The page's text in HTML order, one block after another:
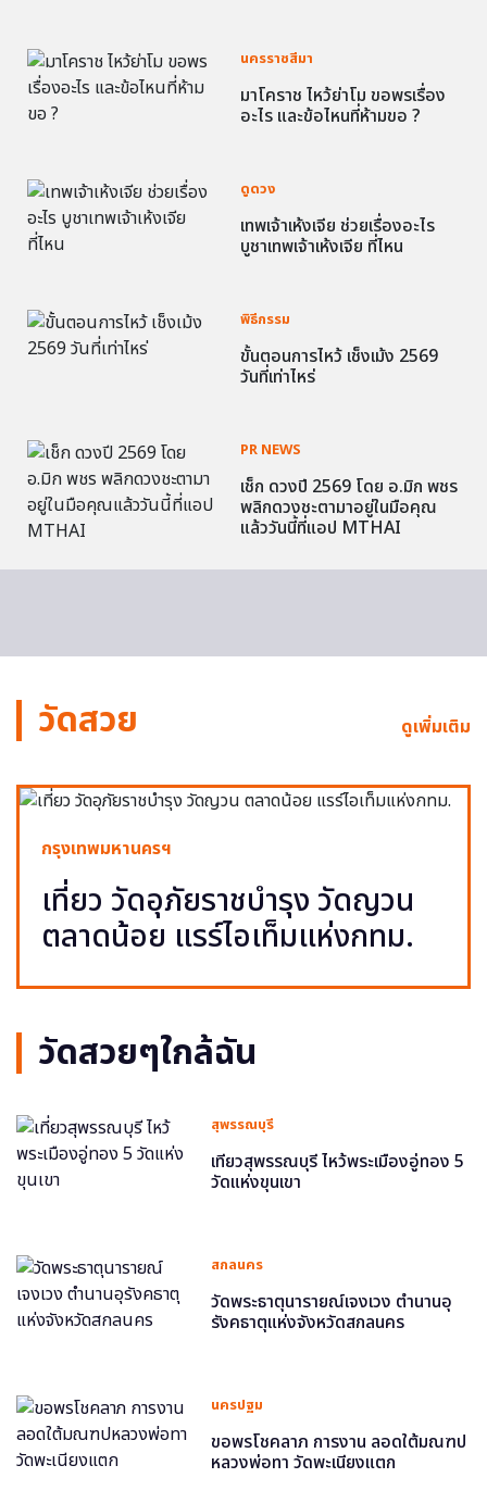
นครราชสีมา
มาโคราช ไหว้ย่าโม ขอพรเรื่อง
อะไร และข้อไหนที่ห้ามขอ ?
ดูดวง
เทพเจ้าเห้งเจีย ช่วยเรื่องอะไร
บูชาเทพเจ้าเห้งเจีย ที่ไหน
พิธีกรรม
ขั้นตอนการไหว้ เช็งเม้ง 2569
วันที่เท่าไหร่
PR NEWS
เช็ก ดวงปี 2569 โดย อ.มิก พชร
พลิกดวงชะตามาอยู่ในมือคุณ
แล้ววันนี้ที่แอป MTHAI
วัดสวย ดูเพิ่มเติม
กรุงเทพมหานครฯ
เที่ยว วัดอุภัยราชบำรุง วัดญวน
ตลาดน้อย แรร์ไอเท็มแห่งกทม.
วัดสวยๆใกล้ฉัน
สุพรรณบุรี
เที่ยวสุพรรณบุรี ไหว้พระเมืองอู่ทอง 5
วัดแห่งขุนเขา
สกลนคร
วัดพระธาตุนารายณ์เจงเวง ตำนานอุ
รังคธาตุแห่งจังหวัดสกลนคร
นครปฐม
ขอพรโชคลาภ การงาน ลอดใต้มณฑป
หลวงพ่อทา วัดพะเนียงแตก